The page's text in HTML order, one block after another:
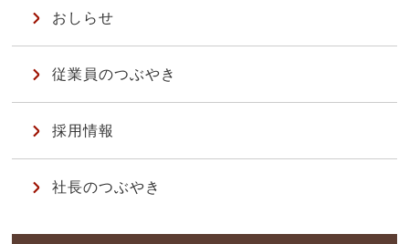
おしらせ
従業員のつぶやき
採用情報
社長のつぶやき